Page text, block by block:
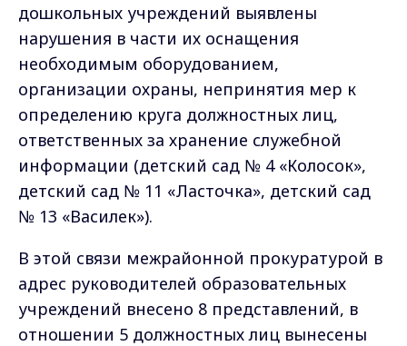
дошкольных учреждений выявлены
нарушения в части их оснащения
необходимым оборудованием,
организации охраны, непринятия мер к
определению круга должностных лиц,
ответственных за хранение служебной
информации (детский сад № 4 «Колосок»,
детский сад № 11 «Ласточка», детский сад
№ 13 «Василек»).
В этой связи межрайонной прокуратурой в
адрес руководителей образовательных
учреждений внесено 8 представлений, в
отношении 5 должностных лиц вынесены